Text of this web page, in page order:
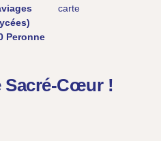
Peronne
carte
Sacré-Cœur !